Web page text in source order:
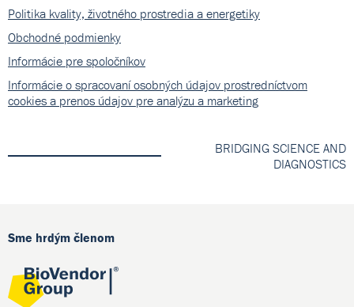
Politika kvality, životného prostredia a energetiky
Obchodné podmienky
Informácie pre spoločníkov
Informácie o spracovaní osobných údajov prostredníctvom
cookies a prenos údajov pre analýzu a marketing
BRIDGING SCIENCE AND
DIAGNOSTICS
Sme hrdým členom